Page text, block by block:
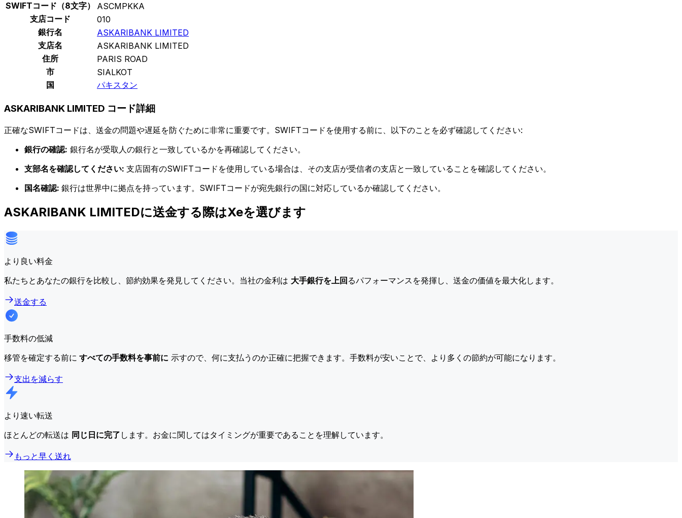
SWIFTコード（8文字）
ASCMPKKA
支店コード
010
銀行名
ASKARIBANK LIMITED
支店名
ASKARIBANK LIMITED
住所
PARIS ROAD
市
SIALKOT
国
パキスタン
ASKARIBANK LIMITED コード詳細
正確なSWIFTコードは、送金の問題や遅延を防ぐために非常に重要です。SWIFTコードを使用する前に、以下のことを必ず確認してください:
銀行の確認: 銀行名が受取人の銀行と一致しているかを再確認してください。
支部名を確認してください: 支店固有のSWIFTコードを使用している場合は、その支店が受信者の支店と一致していることを確認してください。
国名確認: 銀行は世界中に拠点を持っています。SWIFTコードが宛先銀行の国に対応しているか確認してください。
ASKARIBANK LIMITEDに送金する際はXeを選びます
より良い料金
私たちとあなたの銀行を比較し、節約効果を発見してください。当社の金利は 大手銀行を上回るパフォーマンスを発揮し、送金の価値を最大化します。
送金する
手数料の低減
移管を確定する前に すべての手数料を事前に 示すので、何に支払うのか正確に把握できます。手数料が安いことで、より多くの節約が可能になります。
支出を減らす
より速い転送
ほとんどの転送は 同じ日に完了 します。お金に関してはタイミングが重要であることを理解しています。
もっと早く送れ